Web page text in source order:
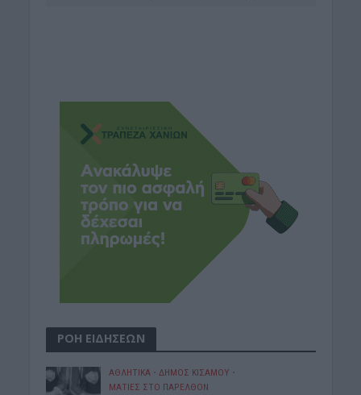
ΡΟΗ ΕΙΔΗΣΕΩΝ
ΑΘΛΗΤΙΚΑ • ΔΉΜΟΣ ΚΙΣΆΜΟΥ •
ΜΑΤΙΕΣ ΣΤΟ ΠΑΡΕΛΘΟΝ